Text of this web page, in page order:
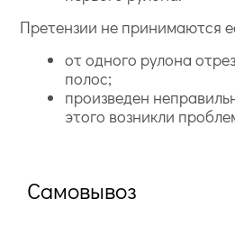
Претензии не принимаются
от одного рулона
полос;
произведен
этого возникли
Самовывоз